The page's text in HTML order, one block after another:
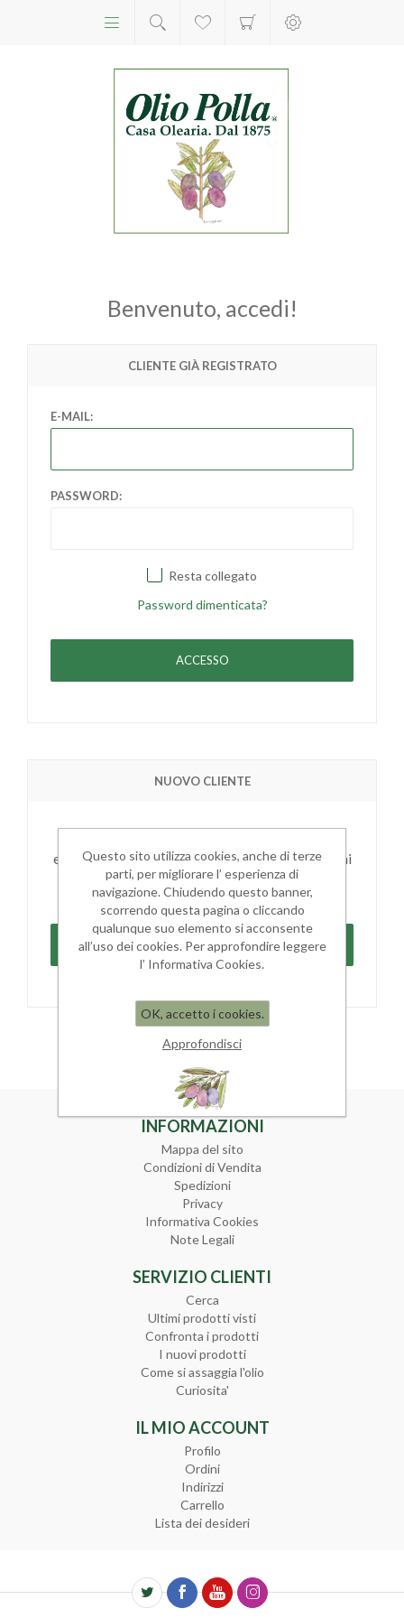
Benvenuto, accedi!
CLIENTE GIÀ REGISTRATO
E-MAIL:
PASSWORD:
Resta collegato
Password dimenticata?
NUOVO CLIENTE
essere sempre aggiornato sullo stato degli ordini
e rivedere la storia degli acquisti effettuati
INFORMAZIONI
Mappa del sito
Condizioni di Vendita
Spedizioni
Privacy
Informativa Cookies
Note Legali
SERVIZIO CLIENTI
Cerca
Ultimi prodotti visti
Confronta i prodotti
I nuovi prodotti
Come si assaggia l'olio
Curiosita'
IL MIO ACCOUNT
Profilo
Ordini
Indirizzi
Carrello
Lista dei desideri
Questo sito utilizza cookies, anche di terze
parti, per migliorare l’ esperienza di
navigazione. Chiudendo questo banner,
scorrendo questa pagina o cliccando
qualunque suo elemento si acconsente
all’uso dei cookies. Per approfondire leggere
l’ Informativa Cookies.
OK, accetto i cookies.
Approfondisci